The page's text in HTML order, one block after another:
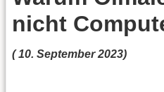
nicht
( 10. September 2023)